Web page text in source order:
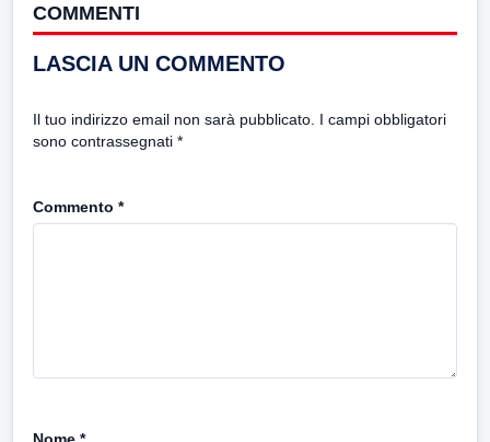
COMMENTI
LASCIA UN COMMENTO
Il tuo indirizzo email non sarà pubblicato. I campi obbligatori
sono contrassegnati *
Commento *